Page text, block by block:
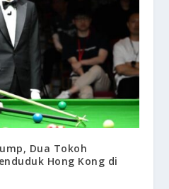
Dua Tokoh
Hong Kong di